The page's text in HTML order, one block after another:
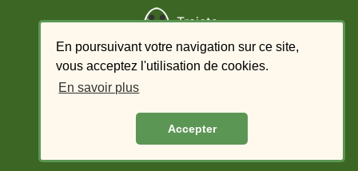
En poursuivant votre navigation sur ce site,
vous acceptez l'utilisation de cookies.
En savoir plus
Accepter
Trajets
Ajouter un trajet
Liste des offres - conducteur
Liste des demandes - passager